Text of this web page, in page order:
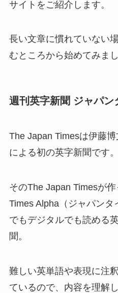
サイトをご紹介します。
長い文章に慣れていない
むところから始めてみまし
週刊英字新聞 ジャパン
The Japan Timesは伊藤
による初の英字新聞です。
そのThe Japan Timesが
Times Alpha（ジャパン
でもデジタルでも読める
聞。
難しい英単語や表現に注
ているので、内容を理解